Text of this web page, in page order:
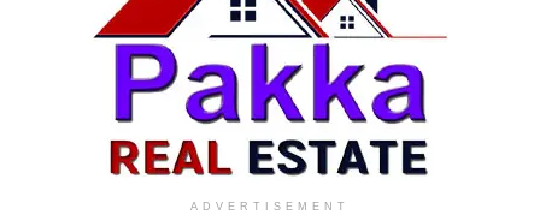
ADVERTISEMENT